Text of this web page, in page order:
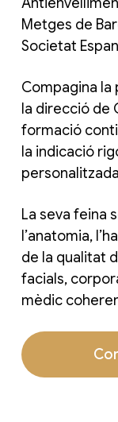
Metges de
Societat
Compagina la
la direcció de
formació
la indicació
La seva feina
l’anatomia,
de la qualitat
facials,
mèdic